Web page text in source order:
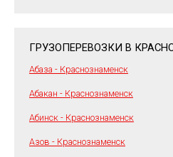
ГРУЗОПЕРЕВОЗКИ В
Абаза - Краснознаменск
Абакан - Краснознаменск
Абинск - Краснознаменск
Азов - Краснознаменск